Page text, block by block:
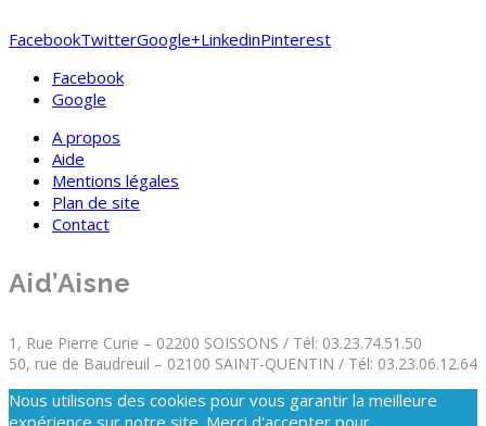
FacebookTwitterGoogle+LinkedinPinterest
Facebook
Google
A propos
Aide
Mentions légales
Plan de site
Contact
Aid’Aisne
1, Rue Pierre Curie – 02200 SOISSONS / Tél: 03.23.74.51.50
50, rue de Baudreuil – 02100 SAINT-QUENTIN / Tél: 03.23.06.12.64
Nous utilisons des cookies pour vous garantir la meilleure
expérience sur notre site. Merci d'accepter pour